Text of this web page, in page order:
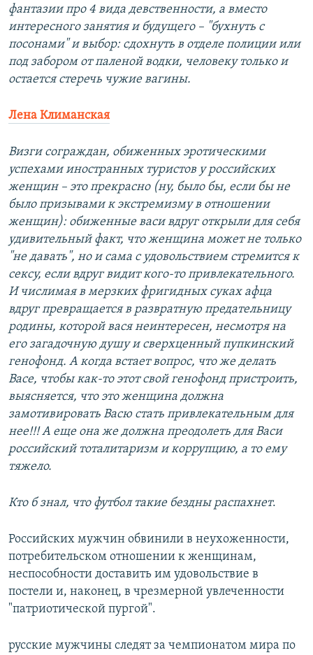
фантазии про 4 вида девственности, а вместо
интересного занятия и будущего – "бухнуть с
посонами" и выбор: сдохнуть в отделе полиции или
под забором от паленой водки, человеку только и
остается стеречь чужие вагины.
Лена Климанская
Визги сограждан, обиженных эротическими
успехами иностранных туристов у российских
женщин – это прекрасно (ну, было бы, если бы не
было призывами к экстремизму в отношении
женщин): обиженные васи вдруг открыли для себя
удивительный факт, что женщина может не только
"не давать", но и сама с удовольствием стремится к
сексу, если вдруг видит кого-то привлекательного.
И числимая в мерзких фригидных суках афца
вдруг превращается в развратную предательницу
родины, которой вася неинтересен, несмотря на
его загадочную душу и сверхценный пупкинский
генофонд. А когда встает вопрос, что же делать
Васе, чтобы как-то этот свой генофонд пристроить,
выясняется, что это женщина должна
замотивировать Васю стать привлекательным для
нее!!! А еще она же должна преодолеть для Васи
российский тоталитаризм и коррупцию, а то ему
тяжело.
Кто б знал, что футбол такие бездны распахнет.
Российских мужчин обвинили в неухоженности,
потребительском отношении к женщинам,
неспособности доставить им удовольствие в
постели и, наконец, в чрезмерной увлеченности
"патриотической пургой".
русские мужчины следят за чемпионатом мира по